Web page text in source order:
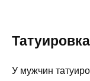
У мужчин